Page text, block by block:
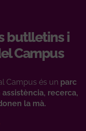
butlletins i
Campus
Campus és un parc
recerca,
la mà.